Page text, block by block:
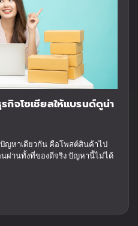
จโซเชียลให้แบรนด์ดูน่า
ญหาเดียวกัน คือโพสต์สินค้าไป
นผ่านทั้งที่ของดีจริง ปัญหานี้ไม่ได้